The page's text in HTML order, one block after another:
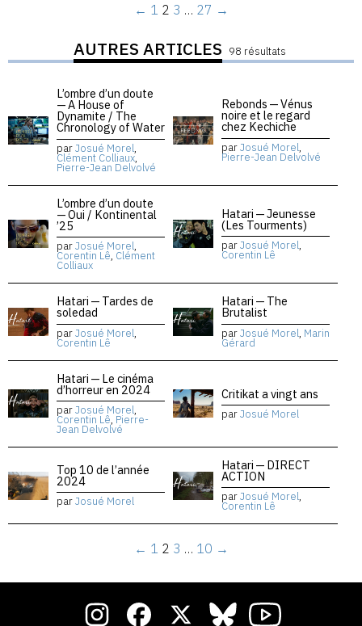
← 1 2 3 … 27 →
AUTRES ARTICLES 98 résultats
L’ombre d’un doute
— A House of
Dynamite / The
Chronology of Water
parJosué Morel,
Clément Colliaux,
Pierre-Jean Delvolvé
Rebonds — Vénus
noire et le regard
chez Kechiche
parJosué Morel,
Pierre-Jean Delvolvé
L’ombre d’un doute
— Oui / Kontinental
’25
parJosué Morel,
Corentin Lê, Clément
Colliaux
Hatari — Jeunesse
(Les Tourments)
parJosué Morel,
Corentin Lê
Hatari — Tardes de
soledad
parJosué Morel,
Corentin Lê
Hatari — The
Brutalist
parJosué Morel, Marin
Gérard
Hatari — Le cinéma
d’horreur en 2024
parJosué Morel,
Corentin Lê, Pierre-
Jean Delvolvé
Critikat a vingt ans
parJosué Morel
Top 10 de l’année
2024
parJosué Morel
Hatari — DIRECT
ACTION
parJosué Morel,
Corentin Lê
← 1 2 3 … 10 →